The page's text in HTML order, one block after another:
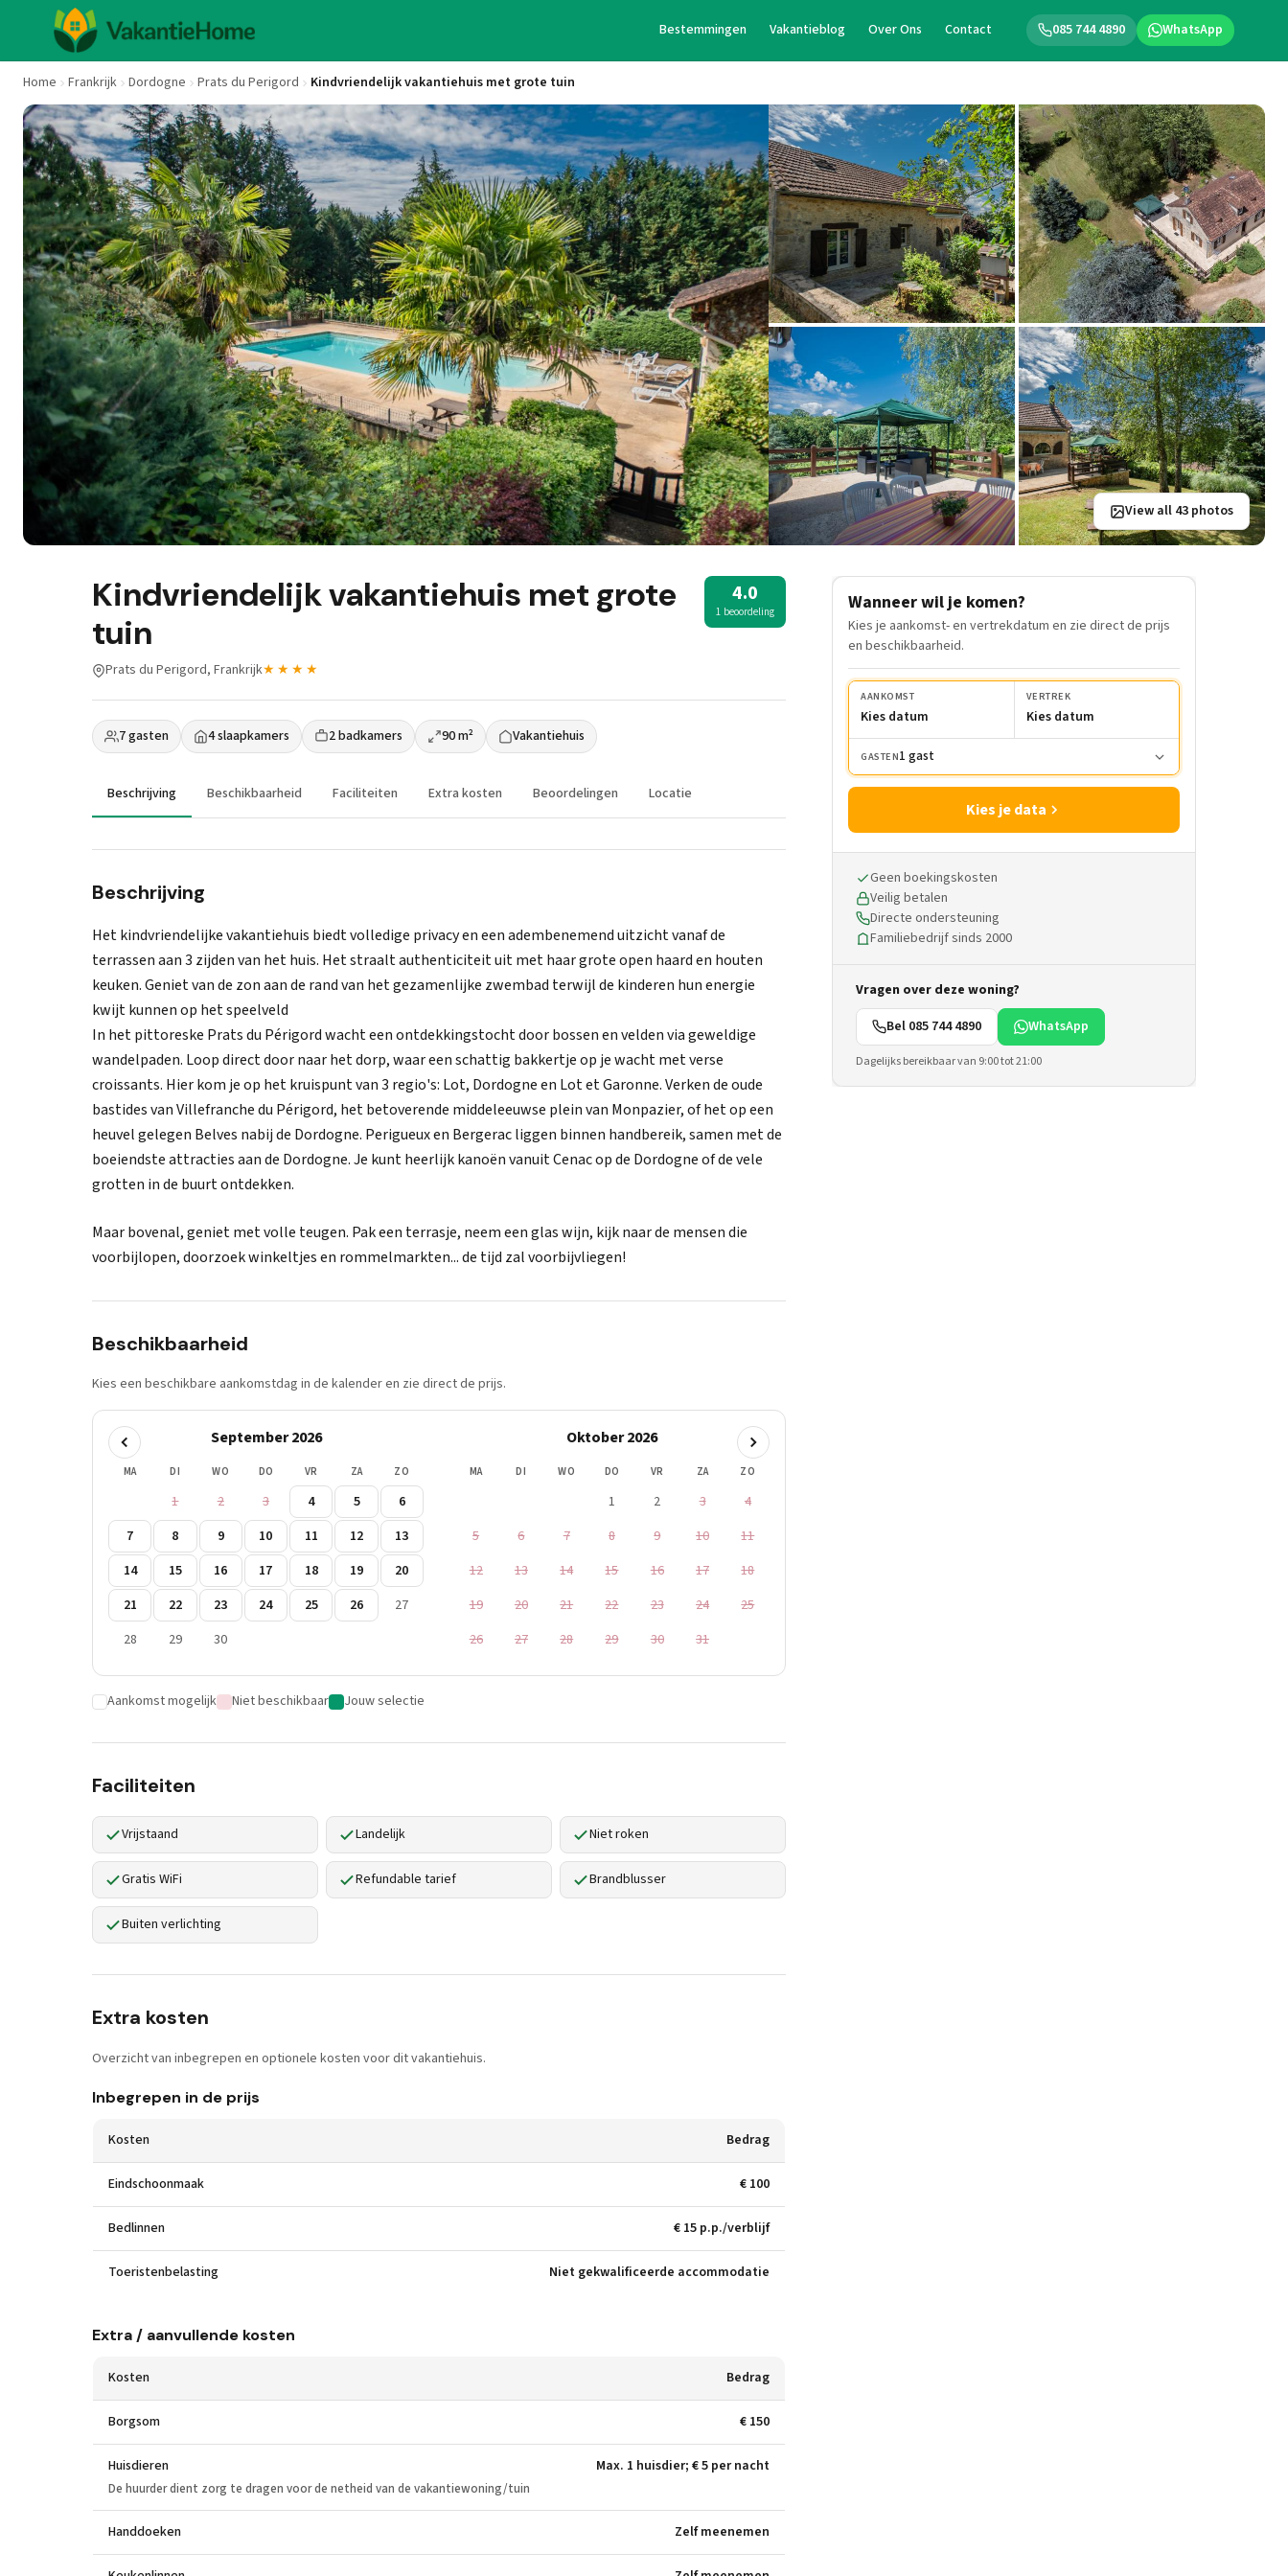
085 744 4890 WhatsApp
Bestemmingen Vakantieblog Over Ons Contact
Home Frankrijk Dordogne Prats du Perigord Kindvriendelijk vakantiehuis met grote tuin
View all 43 photos
Kindvriendelijk vakantiehuis met grote
tuin
4.0
1 beoordeling
Prats du Perigord, Frankrijk★★★★
7 gasten 4 slaapkamers 2 badkamers 90 m² Vakantiehuis
Beschrijving Beschikbaarheid Faciliteiten Extra kosten Beoordelingen Locatie
Beschrijving
Het kindvriendelijke vakantiehuis biedt volledige privacy en een adembenemend uitzicht vanaf de
terrassen aan 3 zijden van het huis. Het straalt authenticiteit uit met haar grote open haard en houten
keuken. Geniet van de zon aan de rand van het gezamenlijke zwembad terwijl de kinderen hun energie
kwijt kunnen op het speelveld
In het pittoreske Prats du Périgord wacht een ontdekkingstocht door bossen en velden via geweldige
wandelpaden. Loop direct door naar het dorp, waar een schattig bakkertje op je wacht met verse
croissants. Hier kom je op het kruispunt van 3 regio's: Lot, Dordogne en Lot et Garonne. Verken de oude
bastides van Villefranche du Périgord, het betoverende middeleeuwse plein van Monpazier, of het op een
heuvel gelegen Belves nabij de Dordogne. Perigueux en Bergerac liggen binnen handbereik, samen met de
boeiendste attracties aan de Dordogne. Je kunt heerlijk kanoën vanuit Cenac op de Dordogne of de vele
grotten in de buurt ontdekken.
Maar bovenal, geniet met volle teugen. Pak een terrasje, neem een glas wijn, kijk naar de mensen die
voorbijlopen, doorzoek winkeltjes en rommelmarkten... de tijd zal voorbijvliegen!
Beschikbaarheid
Kies een beschikbare aankomstdag in de kalender en zie direct de prijs.
September 2026
MA DI WO DO VR ZA ZO
1 2 3 4 5
6
7
8 9 10 11 12
13
14
15 16 17 18 19
20
21
22 23 24 25 26
27
28
29 30
Oktober 2026
MA DI WO DO VR ZA ZO
1 2 3
4
5
6 7 8 9 10
11
12
13 14 15 16 17
18
19
20 21 22 23 24
25
26
27 28 29 30 31
Aankomst mogelijk Niet beschikbaar Jouw selectie
Faciliteiten
Vrijstaand Landelijk Niet roken
Gratis WiFi Refundable tarief Brandblusser
Buiten verlichting
Extra kosten
Overzicht van inbegrepen en optionele kosten voor dit vakantiehuis.
Inbegrepen in de prijs
Kosten Bedrag
Eindschoonmaak € 100
Bedlinnen € 15 p.p./verblijf
Toeristenbelasting Niet gekwalificeerde accommodatie
Extra / aanvullende kosten
Kosten Bedrag
Borgsom € 150
Huisdieren
De huurder dient zorg te dragen voor de netheid van de vakantiewoning/tuin
Max. 1 huisdier; € 5 per nacht
Handdoeken Zelf meenemen
Wanneer wil je komen?
Kies je aankomst- en vertrekdatum en zie direct de prijs
en beschikbaarheid.
AANKOMST
Kies datum
VERTREK
Kies datum
GASTEN1 gast
Kies je data
Geen boekingskosten
Veilig betalen
Directe ondersteuning
Familiebedrijf sinds 2000
Vragen over deze woning?
Bel 085 744 4890
WhatsApp
Dagelijks bereikbaar van 9:00 tot 21:00